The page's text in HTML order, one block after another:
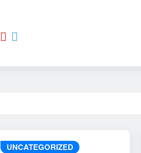
UNCATEGORIZED